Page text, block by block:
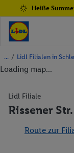
Heiße
/ Lidl Filialen in
Loading map...
Lidl Filiale
Rissener
Route zur